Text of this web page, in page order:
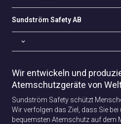
Sundström Safety AB
Wir entwickeln und
Atemschutzgeräte von
Sundström Safety schützt
Wir verfolgen das Ziel, dass Sie
bequemsten Atemschutz auf dem